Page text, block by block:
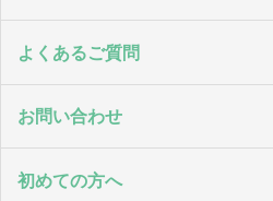
よくあるご質問
お問い合わせ
初めての方へ